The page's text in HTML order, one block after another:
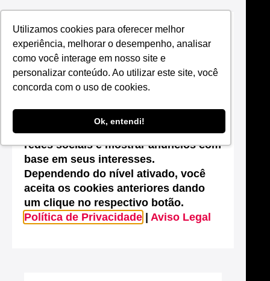
Utilizamos cookies para oferecer melhor
experiência, melhorar o desempenho, analisar
como você interage em nosso site e
personalizar conteúdo. Ao utilizar este site, você
concorda com o uso de cookies.
Ok, entendi!
Suas configurações de cookies neste
site
Este site utiliza cookies que são
essenciais para melhorar o
estatísticas, possibilitar o
compartilhamento de conteúdos nas
redes sociais e mostrar anúncios com
base em seus interesses.
Dependendo do nível ativado, você
aceita os cookies anteriores dando
um clique no respectivo botão.
Política de Privacidade
Aviso Legal